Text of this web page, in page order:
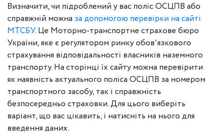
Визначити, чи підроблений у вас поліс ОСЦПВ або
справжній можна за допомогою перевірки на сайті
МТСБУ. Це Моторно-транспортне страхове бюро
України, яке є регулятором ринку обов'язкового
страхування відповідальності власників наземного
транспорту. На сторінці їх сайту можна перевірити
як наявність актуального поліса ОСЦПВ за номером
транспортного засобу, так і справжність
безпосередньо страховки. Для цього виберіть
варіант, що вас цікавить, і натисніть на нього для
введення даних.